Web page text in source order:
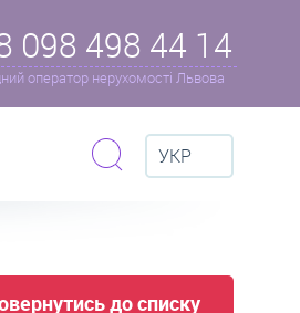
098 498 44 14
оператор нерухомості Львова
УКР
до списку